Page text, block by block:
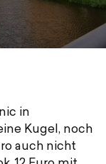
in
Kugel, noch
auch nicht